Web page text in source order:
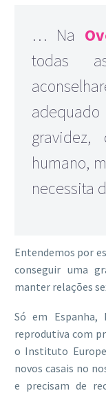
… Na
todas
humano,
necessita
Entendemos por
conseguir uma
manter relações
Só em Espanha,
reprodutiva com
o Instituto
novos casais no
e precisam de